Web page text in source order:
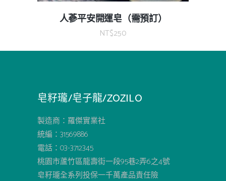
人蔘平安開運皂（需預訂）
NT$250
皂籽瓏/皂子龍/ZOZILO
製造商：羅傑實業社
統編：31569886
電話：03-3712345
桃園市蘆竹區龍壽街一段95巷2弄6之4號
皂籽瓏全系列投保一千萬產品責任險